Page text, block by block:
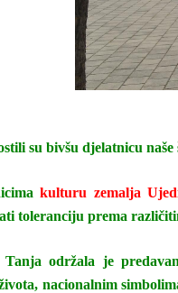
su bivšu djelatnicu naše
kulturu zemalja
toleranciju prema
Tanja održala je
nacionalnim